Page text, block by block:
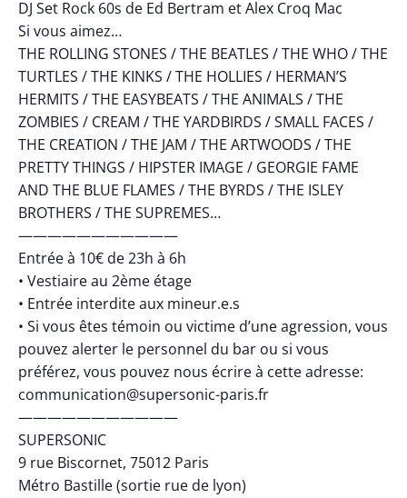
DJ Set Rock 60s de Ed Bertram et Alex Croq Mac
Si vous aimez…
THE ROLLING STONES / THE BEATLES / THE WHO / THE
TURTLES / THE KINKS / THE HOLLIES / HERMAN’S
HERMITS / THE EASYBEATS / THE ANIMALS / THE
ZOMBIES / CREAM / THE YARDBIRDS / SMALL FACES /
THE CREATION / THE JAM / THE ARTWOODS / THE
PRETTY THINGS / HIPSTER IMAGE / GEORGIE FAME
AND THE BLUE FLAMES / THE BYRDS / THE ISLEY
BROTHERS / THE SUPREMES…
———————————
Entrée à 10€ de 23h à 6h
• Vestiaire au 2ème étage
• Entrée interdite aux mineur.e.s
• Si vous êtes témoin ou victime d’une agression, vous
pouvez alerter le personnel du bar ou si vous
préférez, vous pouvez nous écrire à cette adresse:
communication@supersonic-paris.fr
———————————
SUPERSONIC
9 rue Biscornet, 75012 Paris
Métro Bastille (sortie rue de lyon)